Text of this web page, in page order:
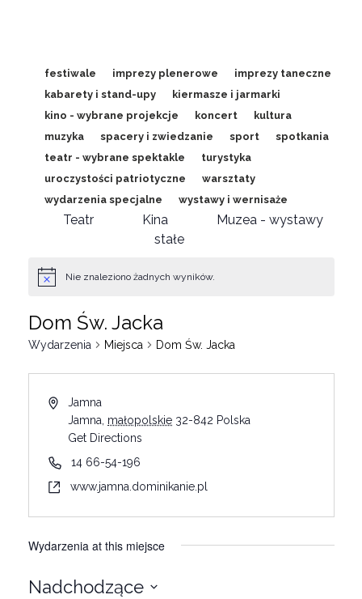
festiwale imprezy plenerowe
imprezy taneczne
kabarety i stand-upy
kiermasze i jarmarki
kino - wybrane projekcje
koncert
kultura
muzyka
spacery i zwiedzanie sport
spotkania
teatr - wybrane spektakle
turystyka
uroczystości patriotyczne
warsztaty
wydarzenia specjalne
wystawy i wernisaże
Teatr Kina
Muzea - wystawy
stałe
Nie znaleziono żadnych wyników.
Dom Św. Jacka
Wydarzenia Miejsca Dom Św. Jacka
Jamna
Jamna małopolskie 32-842 Polska
Get Directions
14 66-54-196
www.jamna.dominikanie.pl
Wydarzenia at this miejsce
Nadchodzące